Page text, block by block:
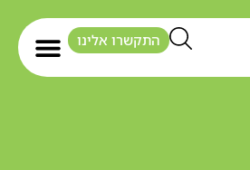
התקשרו אלינו